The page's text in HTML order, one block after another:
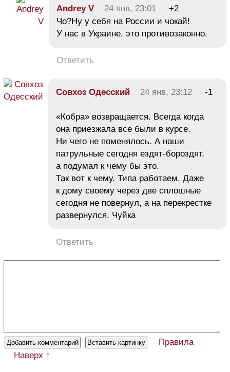
Andrey V 24 янв, 23:01
+2
Чо?Ну у себя на России и чокай!
У нас в Украине, это противозаконно.
Ответить
Совхоз Одесский 24 янв, 23:12 -1
«Кобра» возвращается. Всегда когда
она приезжала все были в курсе.
Ни чего не поменялось. А наши
патрульные сегодня ездят-бороздят,
а подумал к чему бы это.
Так вот к чему. Типа работаем. Даже
к дому своему через две сплошные
сегодня не повернул, а на перекрестке
развернулся. Чуйка
Ответить
Правила
Наверх ↑